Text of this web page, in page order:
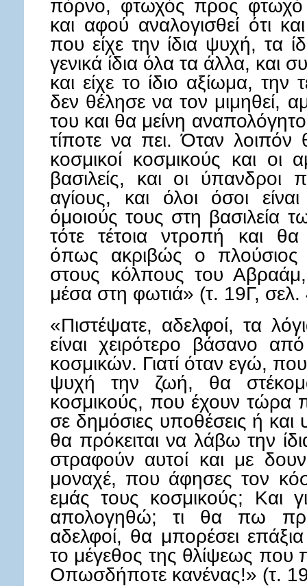
πόρνο, φτωχός προς
και αφού αναλογισθεί ότι
που είχε την ίδια ψυχή, τα
γενικά ίδια όλα τα άλλα, και
και είχε το ίδιο αξίωμα,
δεν θέλησε να τον μιμηθεί,
του και θα μείνη
τίποτε να πει. Όταν
κοσμικοί κοσμικούς και οι
βασιλείς, και οι ύπανδροι
αγίους, και όλοι όσοι
όμοιούς τους στη βασιλεία
τότε τέτοια ντροπή και
όπως ακριβώς ο πλούσιος
στους κόλπους του Αβραάμ,
μέσα στη φωτιά» (τ. 19Γ,
«Πιστέψατε, αδελφοί, τα
είναι χειρότερο βάσανο
κοσμικών. Γιατί όταν εγώ,
ψυχή την ζωή, θα
κοσμικούς, που έχουν τώρα
σε δημόσιες υποθέσεις ή
θα πρόκειται να λάβω την
στραφούν αυτοί και με
μοναχέ, που άφησες τον
εμάς τους κοσμικούς; Και
απολογηθώ; τι θα πω
αδελφοί, θα μπορέσει
το μέγεθος της θλίψεως που
Οπωσδήποτε κανένας!» (τ.